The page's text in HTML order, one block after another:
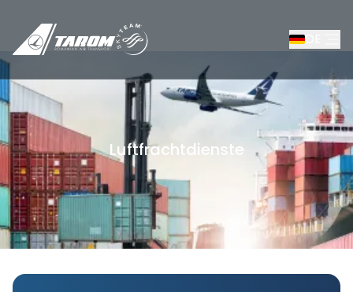
Luftfrachtdienste
/Rezerva Luftfrachtdienste